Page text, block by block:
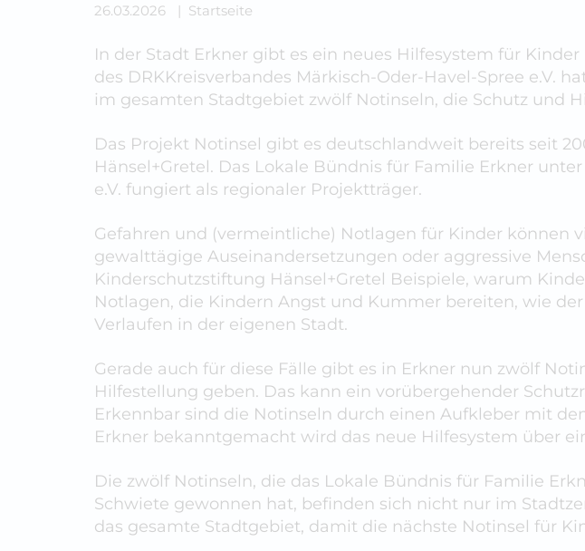
26.03.2026 Startseite
In der Stadt Erkner gibt es ein neues Hilfesystem für
des DRKKreisverbandes Märkisch-Oder-Havel-Spree e.V.
im gesamten Stadtgebiet zwölf Notinseln, die Schutz und
Das Projekt Notinsel gibt es deutschlandweit bereits seit
Hänsel+Gretel. Das Lokale Bündnis für Familie Erkner
e.V. fungiert als regionaler Projektträger.
Gefahren und (vermeintliche) Notlagen für Kinder können
gewalttägige Auseinandersetzungen oder aggressive
Kinderschutzstiftung Hänsel+Gretel Beispiele, warum
Notlagen, die Kindern Angst und Kummer bereiten, wie
Verlaufen in der eigenen Stadt.
Gerade auch für diese Fälle gibt es in Erkner nun zwölf
Hilfestellung geben. Das kann ein vorübergehender
Erkennbar sind die Notinseln durch einen Aufkleber mit
Erkner bekanntgemacht wird das neue Hilfesystem über
Die zwölf Notinseln, die das Lokale Bündnis für Familie
Schwiete gewonnen hat, befinden sich nicht nur im
das gesamte Stadtgebiet, damit die nächste Notinsel für